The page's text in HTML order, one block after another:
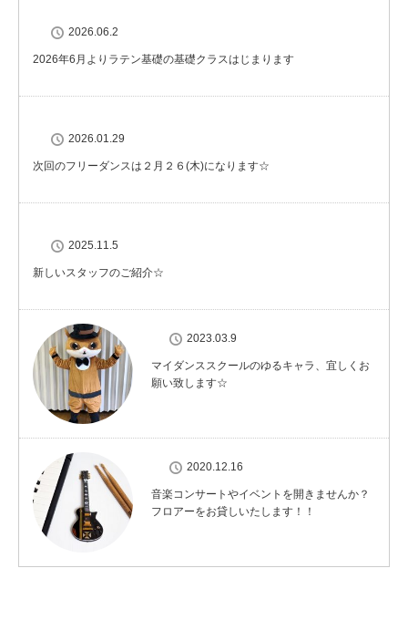
2026.06.2
2026年6月よりラテン基礎の基礎クラスはじまります
2026.01.29
次回のフリーダンスは２月２６(木)になります☆
2025.11.5
新しいスタッフのご紹介☆
2023.03.9
マイダンススクールのゆるキャラ、宜しくお
願い致します☆
2020.12.16
音楽コンサートやイベントを開きませんか？
フロアーをお貸しいたします！！